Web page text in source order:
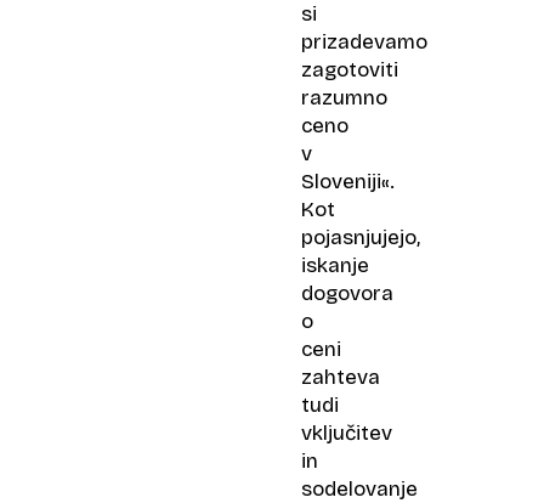
si
prizadevamo
zagotoviti
razumno
ceno
v
Sloveniji«.
Kot
pojasnjujejo,
iskanje
dogovora
o
ceni
zahteva
tudi
vključitev
in
sodelovanje